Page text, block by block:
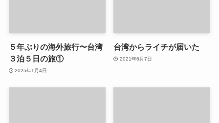
５年ぶりの海外旅行〜台湾
３泊５日の旅①
2025年1月4日
台湾からライチが届いた
2021年6月7日